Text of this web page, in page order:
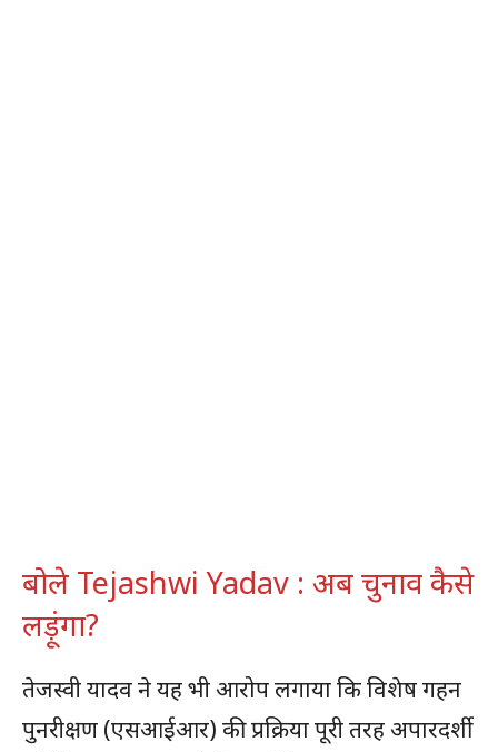
बोले Tejashwi Yadav : अब चुनाव कैसे
लड़ूंगा?
तेजस्वी यादव ने यह भी आरोप लगाया कि विशेष गहन
पुनरीक्षण (एसआईआर) की प्रक्रिया पूरी तरह अपारदर्शी